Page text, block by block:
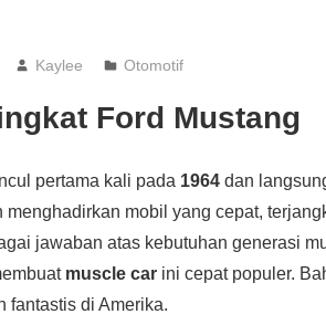
Kaylee Otomotif
Ford Mustang
pertama kali pada 1964 dan
menghadirkan mobil yang cepat,
jawaban atas kebutuhan generasi
muscle car ini cepat populer.
fantastis di Amerika.